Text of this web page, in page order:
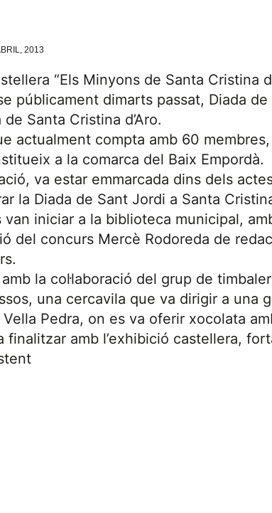
2013
“Els Minyons de Santa Cristina
públicament dimarts passat, Diada
Santa Cristina d’Aro.
actualment compta amb 60
a la comarca del Baix Empordà.
va estar emmarcada dins dels
la Diada de Sant Jordi a Santa
van iniciar a la biblioteca municipal,
del concurs Mercè Rodoreda de
la col·laboració del grup de
una cercavila que va dirigir a una
Pedra, on es va oferir xocolata
finalitzar amb l’exhibició castellera,